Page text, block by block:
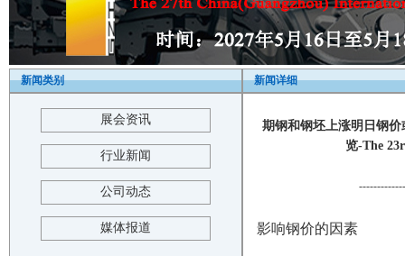
新闻类别
展会资讯
行业新闻
公司动态
媒体报道
新闻详细
期钢和钢坯上涨明日钢
览-The
影响钢价的因素